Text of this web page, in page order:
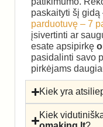
paskaityti šį gidą
parduotuvę – 7
įsivertinti ar
esate apsipirkę
pasidalinti savo
pirkėjams
Kiek yra
Kiek